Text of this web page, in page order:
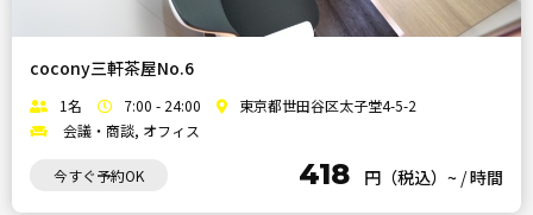
cocony三軒茶屋No.6
1名 7:00 - 24:00
東京都世田谷区太子堂4-5-2
会議・商談, オフィス
今すぐ予約OK 418 円（税込）~ /時間